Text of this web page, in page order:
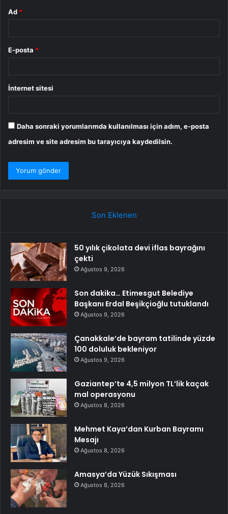
Ad *
E-posta *
İnternet sitesi
Daha sonraki yorumlarımda kullanılması için adım, e-posta
adresim ve site adresim bu tarayıcıya kaydedilsin.
Son Eklenen
50 yılık çikolata devi iflas bayrağını
çekti
Ağustos 9, 2026
Son dakika… Etimesgut Belediye
Başkanı Erdal Beşikçioğlu tutuklandı
Ağustos 9, 2026
Çanakkale’de bayram tatilinde yüzde
100 doluluk bekleniyor
Ağustos 9, 2026
Gaziantep’te 4,5 milyon TL’lik kaçak
mal operasyonu
Ağustos 8, 2026
Mehmet Kaya’dan Kurban Bayramı
Mesajı
Ağustos 8, 2026
Amasya’da Yüzük Sıkışması
Ağustos 8, 2026